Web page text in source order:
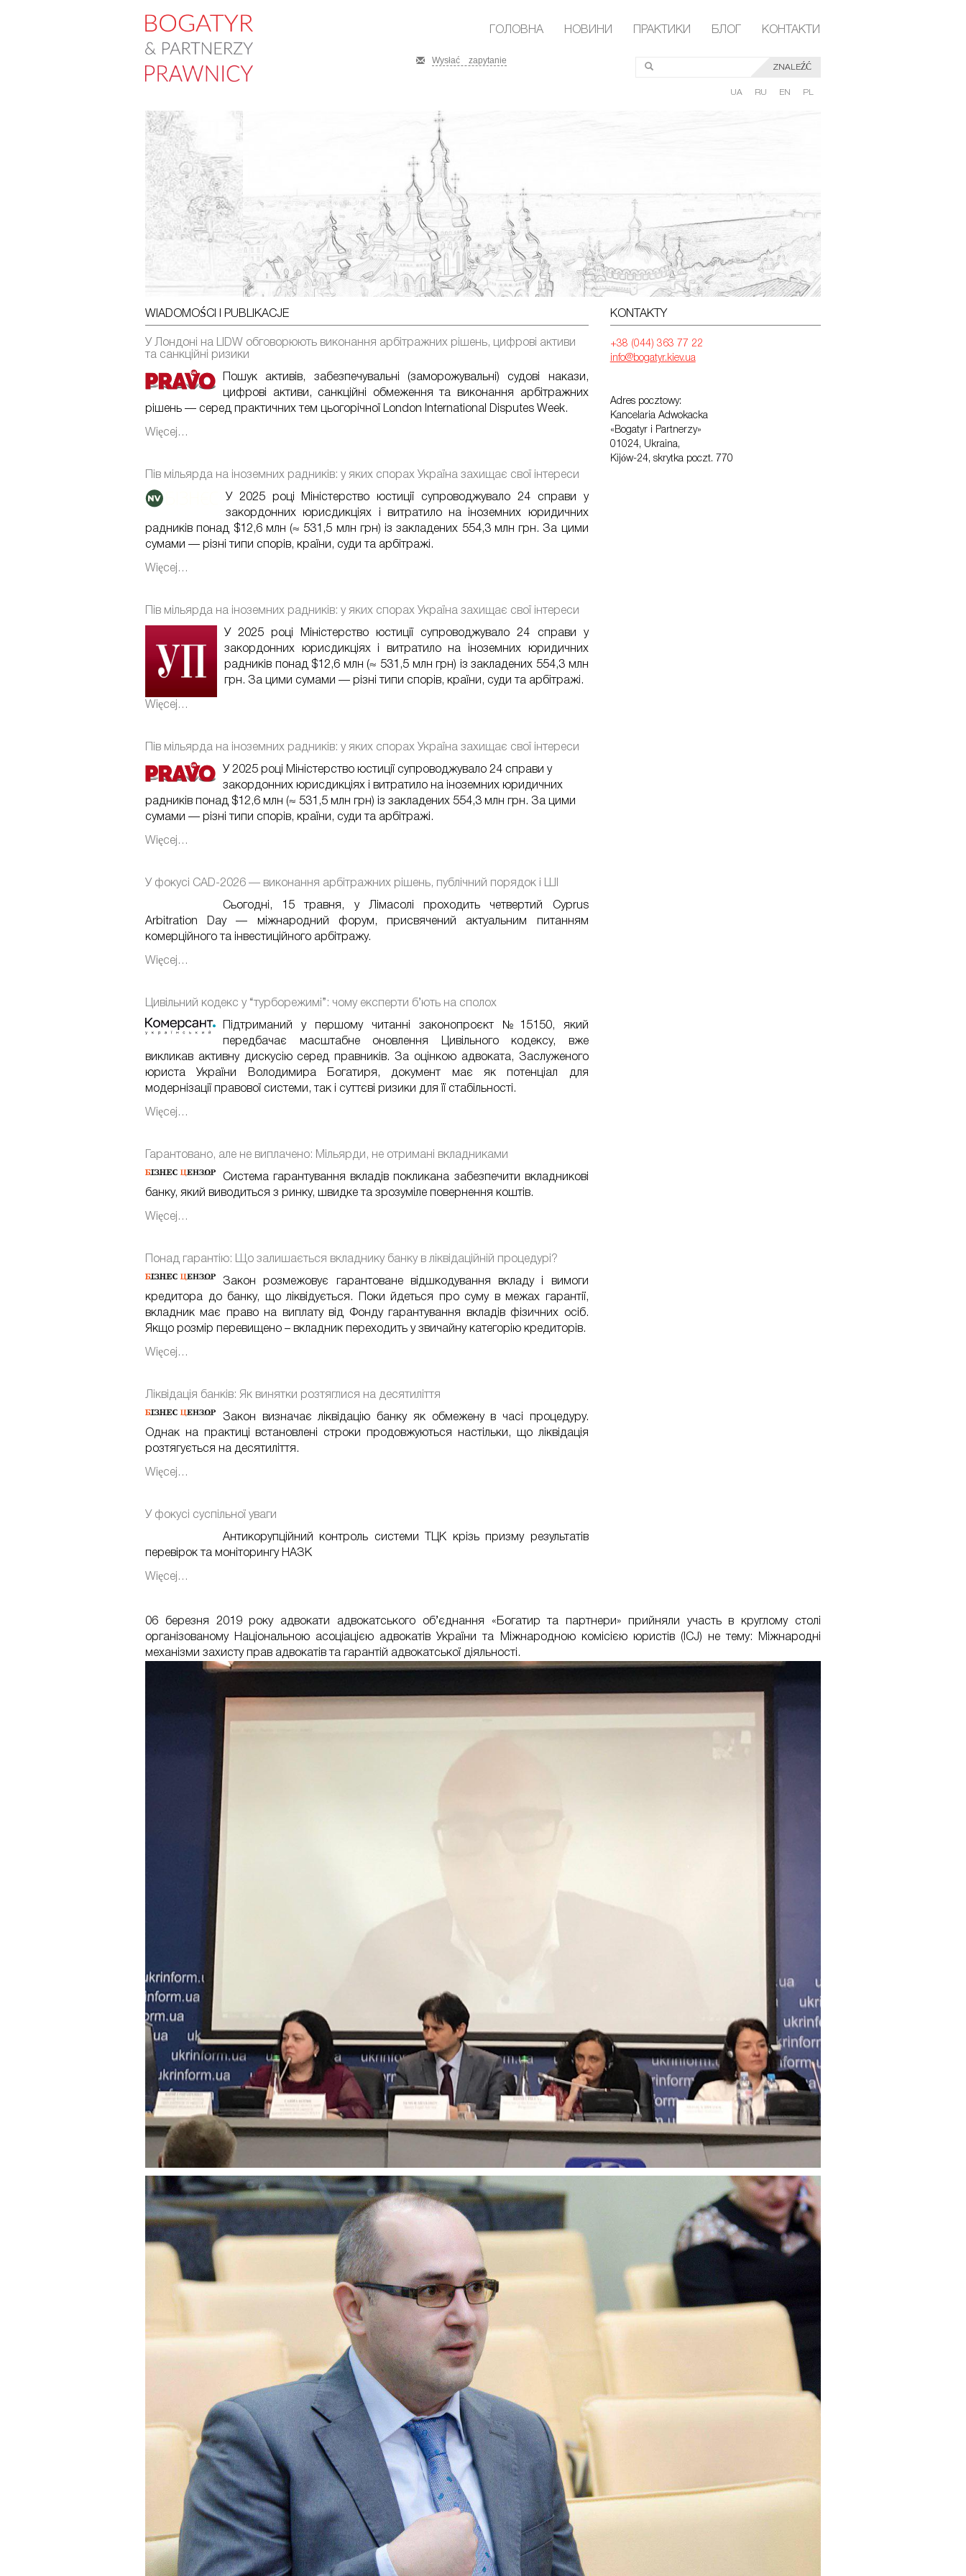
ГОЛОВНА НОВИНИ ПРАКТИКИ БЛОГ КОНТАКТИ
Wysłać zapytanie
ZNALEŹĆ
UA RU EN PL
WIADOMOŚCI I PUBLIKACJE
У Лондоні на LIDW обговорюють виконання арбітражних рішень, цифрові активи
та санкційні ризики
Пошук активів, забезпечувальні (заморожувальні) судові накази,
цифрові активи, санкційні обмеження та виконання арбітражних
рішень — серед практичних тем цьогорічної London International Disputes Week.
Więcej…
Пів мільярда на іноземних радників: у яких спорах Україна захищає свої інтереси
У 2025 році Міністерство юстиції супроводжувало 24 справи у
закордонних юрисдикціях і витратило на іноземних юридичних
радників понад $12,6 млн (≈ 531,5 млн грн) із закладених 554,3 млн грн. За цими
сумами — різні типи спорів, країни, суди та арбітражі.
Więcej…
Пів мільярда на іноземних радників: у яких спорах Україна захищає свої інтереси
У 2025 році Міністерство юстиції супроводжувало 24 справи у
закордонних юрисдикціях і витратило на іноземних юридичних
радників понад $12,6 млн (≈ 531,5 млн грн) із закладених 554,3 млн
грн. За цими сумами — різні типи спорів, країни, суди та арбітражі.
Więcej…
Пів мільярда на іноземних радників: у яких спорах Україна захищає свої інтереси
У 2025 році Міністерство юстиції супроводжувало 24 справи у
закордонних юрисдикціях і витратило на іноземних юридичних
радників понад $12,6 млн (≈ 531,5 млн грн) із закладених 554,3 млн грн. За цими
сумами — різні типи спорів, країни, суди та арбітражі.
Więcej…
У фокусі CAD-2026 — виконання арбітражних рішень, публічний порядок і ШІ
Сьогодні, 15 травня, у Лімасолі проходить четвертий Cyprus
Arbitration Day — міжнародний форум, присвячений актуальним питанням
комерційного та інвестиційного арбітражу.
Więcej…
Цивільний кодекс у “турборежимі”: чому експерти б’ють на сполох
Підтриманий у першому читанні законопроєкт №15150, який
передбачає масштабне оновлення Цивільного кодексу, вже
викликав активну дискусію серед правників. За оцінкою адвоката, Заслуженого
юриста України Володимира Богатиря, документ має як потенціал для
модернізації правової системи, так і суттєві ризики для її стабільності.
Więcej…
Гарантовано, але не виплачено: Мільярди, не отримані вкладниками
Система гарантування вкладів покликана забезпечити вкладникові
банку, який виводиться з ринку, швидке та зрозуміле повернення коштів.
Więcej…
Понад гарантію: Що залишається вкладнику банку в ліквідаційній процедурі?
Закон розмежовує гарантоване відшкодування вкладу і вимоги
кредитора до банку, що ліквідується. Поки йдеться про суму в межах гарантії,
вкладник має право на виплату від Фонду гарантування вкладів фізичних осіб.
Якщо розмір перевищено – вкладник переходить у звичайну категорію кредиторів.
Więcej…
Ліквідація банків: Як винятки розтяглися на десятиліття
Закон визначає ліквідацію банку як обмежену в часі процедуру.
Однак на практиці встановлені строки продовжуються настільки, що ліквідація
розтягується на десятиліття.
Więcej…
У фокусі суспільної уваги
Антикорупційний контроль системи ТЦК крізь призму результатів
перевірок та моніторингу НАЗК
Więcej…
KONTAKTY
+38 (044) 363 77 22
info@bogatyr.kiev.ua
Adres pocztowy:
Kancelaria Adwokacka
«Bogatyr i Partnerzy»
01024, Ukraina,
Kijów-24, skrytka poczt. 770
​06 березня 2019 року адвокати адвокатського об’єднання «Богатир та партнери» прийняли участь в круглому столі
організованому Національною асоціацією адвокатів України та Міжнародною комісією юристів (ICJ) не тему: Міжнародні
механізми захисту прав адвокатів та гарантій адвокатської діяльності.